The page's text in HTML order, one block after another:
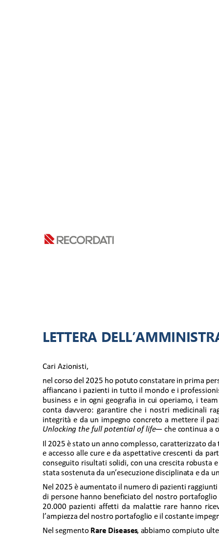
LETTERA
Cari Azionisti,
nel corso del 2025 ho potuto constatare in prima
affiancano i pazienti in tutto il mondo e i
business e in ogni geografia in cui operiamo, i
conta davvero: garantire che i nostri medicinali
integrità e da un impegno concreto a mettere il
Unlocking the full potential of life — che continua a
Il 2025 è stato un anno complesso, caratterizzato
e accesso alle cure e da aspettative crescenti da
conseguito risultati solidi, con una crescita robusta
stata sostenuta da un’esecuzione disciplinata e da
Nel 2025 è aumentato il numero di pazienti
di persone hanno beneficiato del nostro
20.000 pazienti affetti da malattie rare hanno
l’ampiezza del nostro portafoglio e il costante
Nel segmento Rare Diseases, abbiamo compiuto